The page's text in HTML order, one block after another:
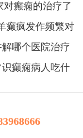
癫痫的治疗了
癫疯发作频繁对
哪个医院治疗
癫痫病人吃什